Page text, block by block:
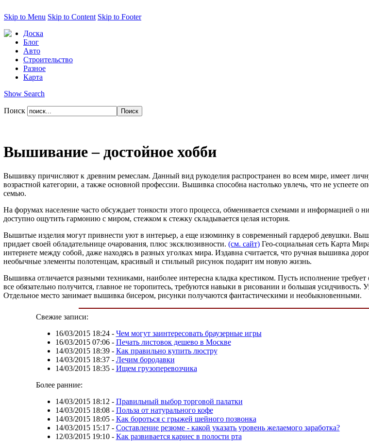
Skip to Menu Skip to Content Skip to Footer
Доска
Блог
Авто
Строительство
Разное
Карта
Show Search
Поиск
Вышивание – достойное хобби
Вышивку причисляют к древним ремеслам. Данный вид рукоделия распространен во всем мире, имеет
возрастной категории, а также основной профессии. Вышивка способна настолько увлечь, что не успеете
семью.
На форумах население часто обсуждает тонкости этого процесса, обменивается схемами и информацией
доступно ощутить гармонию с миром, стежком к стежку складывается целая история.
Вышитые изделия могут привнести уют в интерьер, а еще изюминку в современный гардероб девушки.
придает своей обладательнице очарования, плюс эксклюзивности. (см. сайт) Гео-социальная сеть Карта
интернете между собой, даже находясь в разных уголках мира. Издавна считается, что ручная вышивка
необычные элементы полотенцам, красивый и стильный рисунок подарит им новую жизнь.
Вышивка отличается разными техниками, наиболее интересна кладка крестиком. Пусть исполнение
все обязательно получится, главное не торопитесь, требуются навыки в рисовании и большая
Отдельное место занимает вышивка бисером, рисунки получаются фантастическими и необыкновенными.
Свежие записи:
16/03/2015 18:24- Чем могут заинтересовать браузерные игры
16/03/2015 07:06- Печать листовок дешево в Москве
14/03/2015 18:39- Как правильно купить люстру
14/03/2015 18:37- Лечим бородавки
14/03/2015 18:35- Ищем грузоперевозчика
Более ранние:
14/03/2015 18:12 - Правильный выбор торговой палатки
14/03/2015 18:08- Польза от натурального кофе
14/03/2015 18:05- Как бороться с грыжей шейного позвонка
14/03/2015 15:17- Составление резюме - какой указать уровень желаемого заработка?
12/03/2015 19:10- Как развивается кариес в полости рта